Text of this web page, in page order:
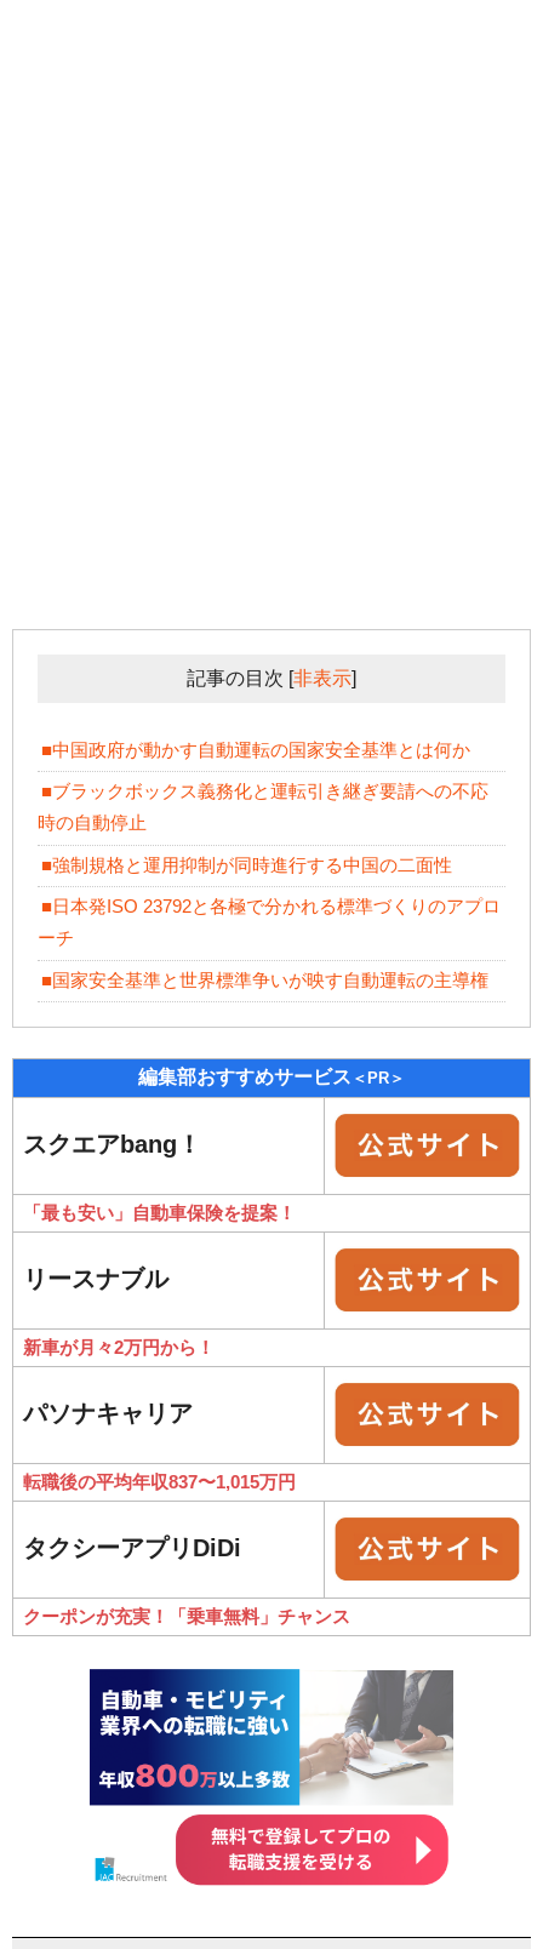
記事の目次 [非表示]
■中国政府が動かす自動運転の国家安全基準とは何か
■ブラックボックス義務化と運転引き継ぎ要請への不応
時の自動停止
■強制規格と運用抑制が同時進行する中国の二面性
■日本発ISO 23792と各極で分かれる標準づくりのアプロ
ーチ
■国家安全基準と世界標準争いが映す自動運転の主導権
編集部おすすめサービス ＜PR＞
スクエアbang！
「最も安い」自動車保険を提案！
リースナブル
新車が月々2万円から！
パソナキャリア
転職後の平均年収837〜1,015万円
タクシーアプリDiDi
クーポンが充実！「乗車無料」チャンス